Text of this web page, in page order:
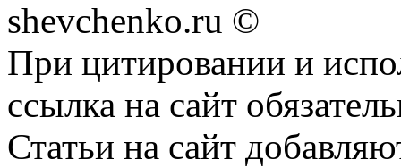
shevchenko.ru ©
При цитировании и
ссылка на сайт
Статьи на сайт